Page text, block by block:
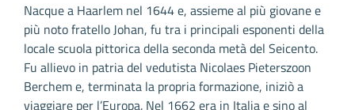
Nacque a Haarlem nel 1644 e, assieme al più giovane e
più noto fratello Johan, fu tra i principali esponenti della
locale scuola pittorica della seconda metà del Seicento.
Fu allievo in patria del vedutista Nicolaes Pieterszoon
Berchem e, terminata la propria formazione, iniziò a
viaggiare per l’Europa. Nel 1662 era in Italia e sino al